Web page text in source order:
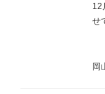
12
せ
岡